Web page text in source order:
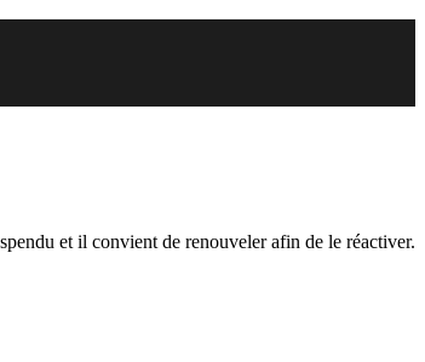
et il convient de renouveler afin de le réactiver.